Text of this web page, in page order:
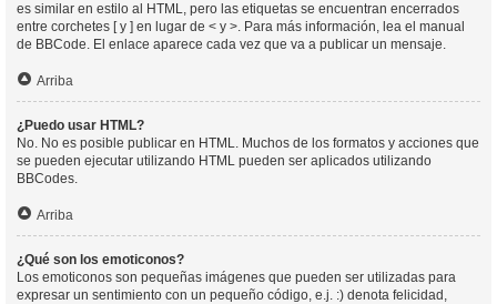
es similar en estilo al HTML, pero las etiquetas se encuentran encerrados
entre corchetes [ y ] en lugar de < y >. Para más información, lea el manual
de BBCode. El enlace aparece cada vez que va a publicar un mensaje.
Arriba
¿Puedo usar HTML?
No. No es posible publicar en HTML. Muchos de los formatos y acciones que
se pueden ejecutar utilizando HTML pueden ser aplicados utilizando
BBCodes.
Arriba
¿Qué son los emoticonos?
Los emoticonos son pequeñas imágenes que pueden ser utilizadas para
expresar un sentimiento con un pequeño código, e.j. :) denota felicidad,